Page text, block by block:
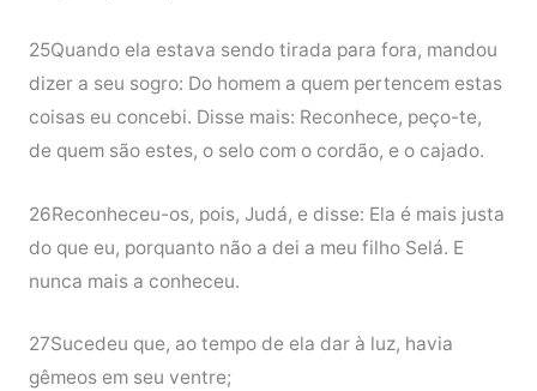
25Quando ela estava sendo tirada para fora, mandou
dizer a seu sogro: Do homem a quem pertencem estas
coisas eu concebi. Disse mais: Reconhece, peço-te,
de quem são estes, o selo com o cordão, e o cajado.
26Reconheceu-os, pois, Judá, e disse: Ela é mais justa
do que eu, porquanto não a dei a meu filho Selá. E
nunca mais a conheceu.
27Sucedeu que, ao tempo de ela dar à luz, havia
gêmeos em seu ventre;